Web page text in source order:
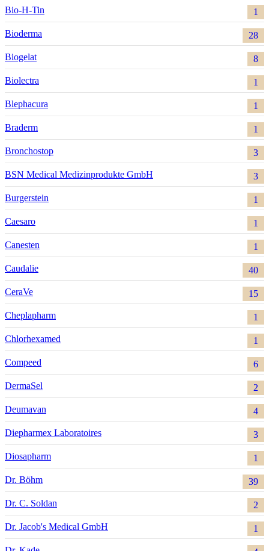
Bio-H-Tin 1
Bioderma 28
Biogelat 8
Biolectra 1
Blephacura 1
Braderm 1
Bronchostop 3
BSN Medical Medizinprodukte GmbH 3
Burgerstein 1
Caesaro 1
Canesten 1
Caudalie 40
CeraVe 15
Cheplapharm 1
Chlorhexamed 1
Compeed 6
DermaSel 2
Deumavan 4
Diepharmex Laboratoires 3
Diosapharm 1
Dr. Böhm 39
Dr. C. Soldan 2
Dr. Jacob's Medical GmbH 1